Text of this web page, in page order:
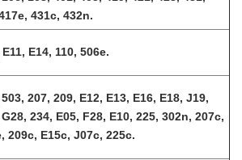
431c, 432n.
E11, E14, 110, 506e.
207, 209, E12, E13, E16, E18, J19,
234, E05, F28, E10, 225, 302n, 207c,
209c, E15c, J07c, 225c.